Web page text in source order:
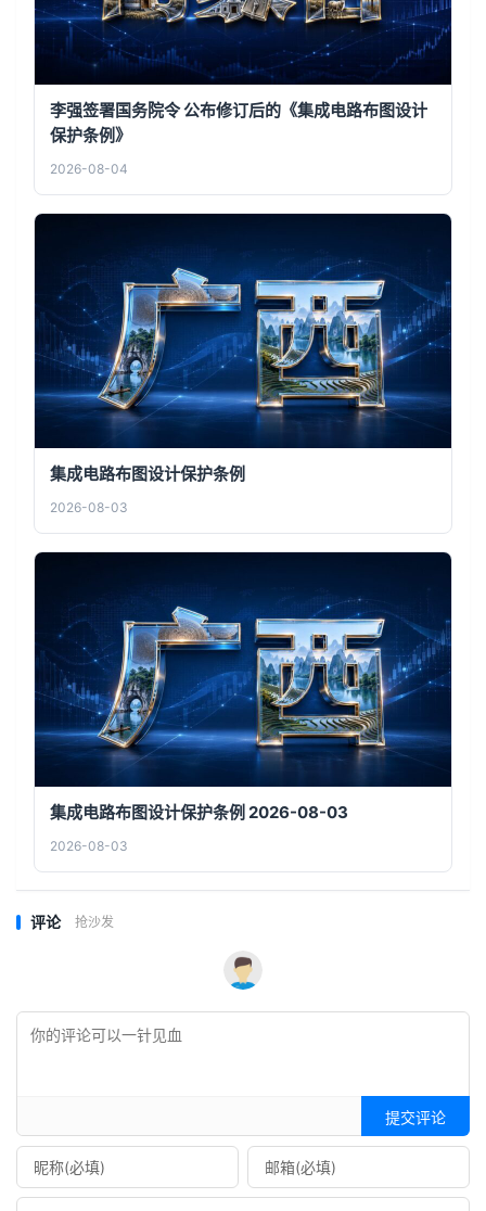
李强签署国务院令 公布修订后的《集成电路布图设计
保护条例》
2026-08-04
集成电路布图设计保护条例
2026-08-03
集成电路布图设计保护条例 2026-08-03
2026-08-03
评论 抢沙发
提交评论